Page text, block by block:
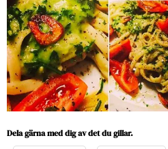
Dela gärna med dig av det du gillar.